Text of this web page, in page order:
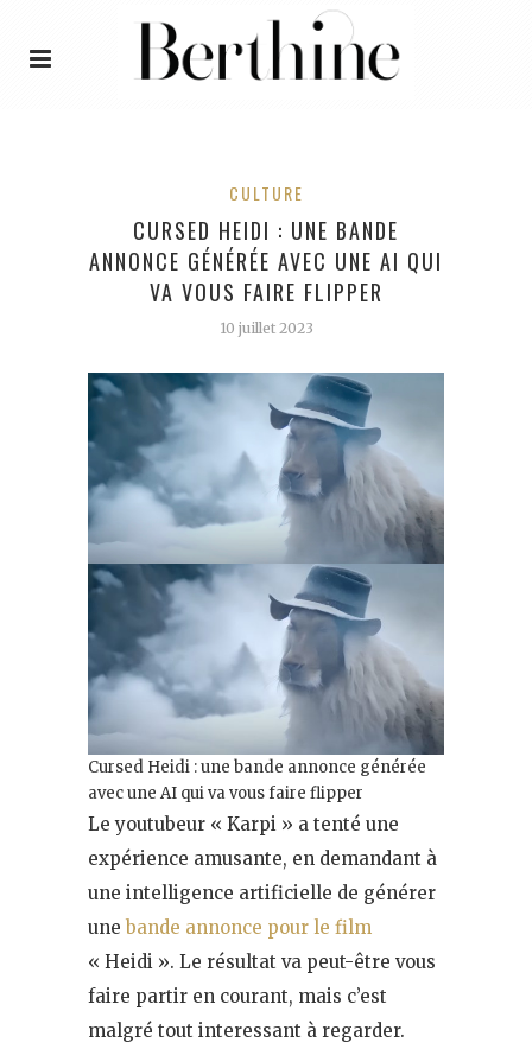
CULTURE
CURSED HEIDI : UNE BANDE
ANNONCE GÉNÉRÉE AVEC UNE AI QUI
VA VOUS FAIRE FLIPPER
10 juillet 2023
Cursed Heidi : une bande annonce générée
avec une AI qui va vous faire flipper
Le youtubeur « Karpi » a tenté une
expérience amusante, en demandant à
une intelligence artificielle de générer
une bande annonce pour le film
« Heidi ». Le résultat va peut-être vous
faire partir en courant, mais c’est
malgré tout interessant à regarder.